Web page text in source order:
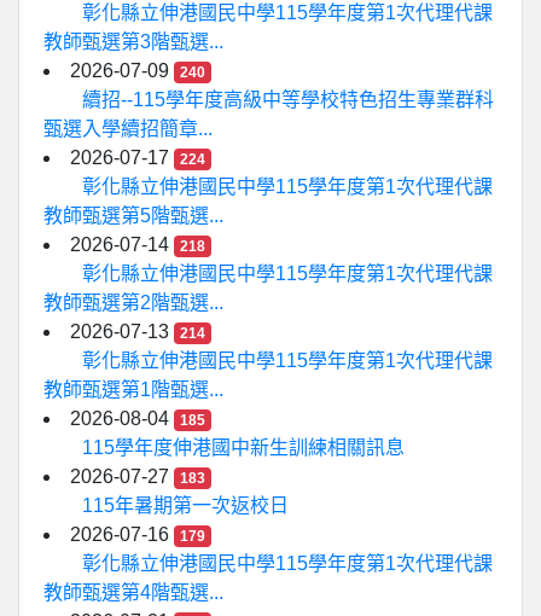
彰化縣立伸港國民中學115學年度第1次代理代課
教師甄選第3階甄選...
2026-07-09
240
續招--115學年度高級中等學校特色招生專業群科
甄選入學續招簡章...
2026-07-17
224
彰化縣立伸港國民中學115學年度第1次代理代課
教師甄選第5階甄選...
2026-07-14
218
彰化縣立伸港國民中學115學年度第1次代理代課
教師甄選第2階甄選...
2026-07-13
214
彰化縣立伸港國民中學115學年度第1次代理代課
教師甄選第1階甄選...
2026-08-04
185
115學年度伸港國中新生訓練相關訊息
2026-07-27
183
115年暑期第一次返校日
2026-07-16
179
彰化縣立伸港國民中學115學年度第1次代理代課
教師甄選第4階甄選...